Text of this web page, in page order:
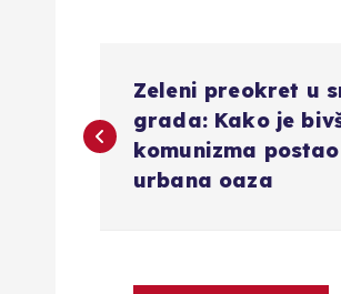
a
Zeleni preokret u
grada: Kako je
komunizma
urbana oaza